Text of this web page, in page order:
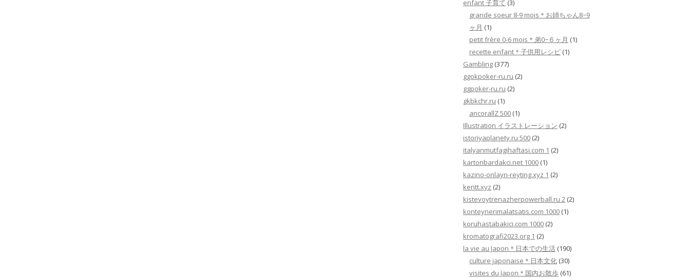
enfant 子育て (3)
grande soeur 8-9 mois＊お姉ちゃん8−9
ヶ月 (1)
petit frère 0-6 mois＊弟0−６ヶ月 (1)
recette enfant＊子供用レシピ (1)
Gambling (377)
ggokpoker-ru.ru (2)
ggpoker-ru.ru (2)
gkbkchr.ru (1)
ancorallZ 500 (1)
Illustration イラストレーション (2)
istoriyaplanety.ru 500 (2)
italyanmutfagihaftasi.com 1 (2)
kartonbardakci.net 1000 (1)
kazino-onlayn-reyting.xyz 1 (2)
kentt.xyz (2)
kistevoytrenazherpowerball.ru 2 (2)
konteynerimalatsatis.com 1000 (1)
koruhastabakici.com 1000 (2)
kromatografi2023.org 1 (2)
la vie au Japon＊日本での生活 (190)
culture japonaise＊日本文化 (30)
visites du Japon＊国内お散歩 (61)